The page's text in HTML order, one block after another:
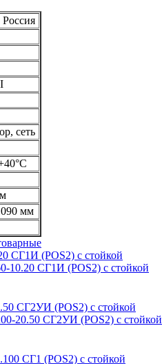
сеть
мм
СГ1И (POS2) с стойкой
20.50 СГ2УИ (POS2) с стойкой